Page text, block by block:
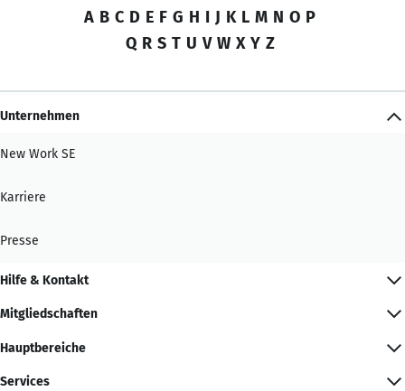
A B C D E F G H I J K L M N O P
Q R S T U V W X Y Z
Unternehmen
New Work SE
Karriere
Presse
Hilfe & Kontakt
Mitgliedschaften
Hauptbereiche
Services